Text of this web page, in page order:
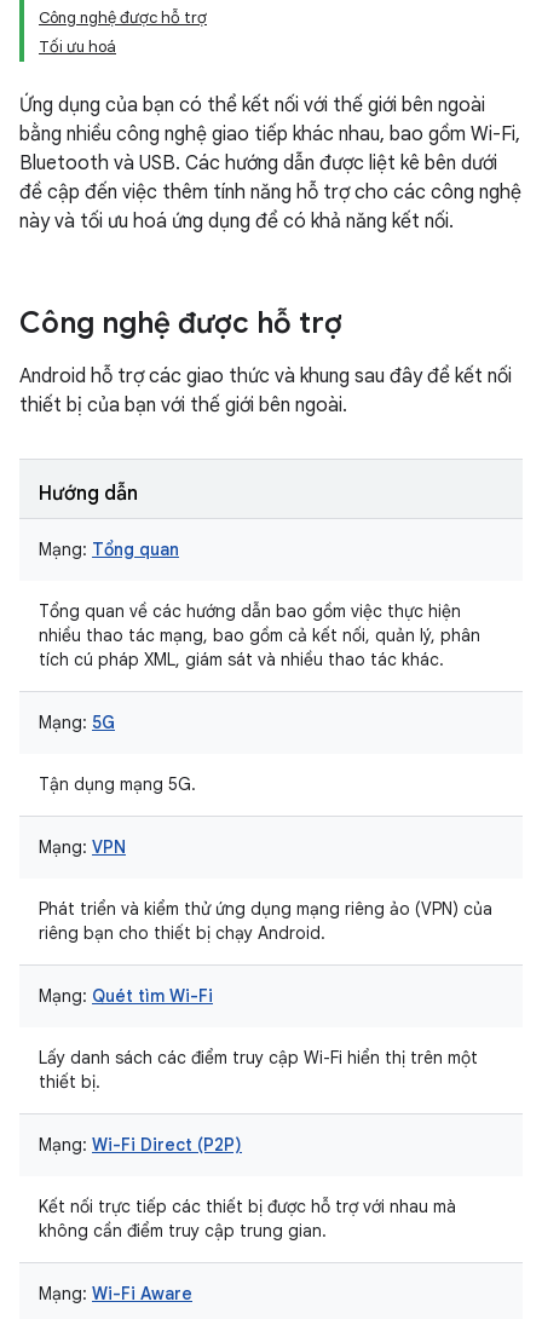
Công nghệ được hỗ trợ
Tối ưu hoá
Ứng dụng của bạn có thể kết nối với thế giới bên ngoài
bằng nhiều công nghệ giao tiếp khác nhau, bao gồm Wi-Fi,
Bluetooth và USB. Các hướng dẫn được liệt kê bên dưới
đề cập đến việc thêm tính năng hỗ trợ cho các công nghệ
này và tối ưu hoá ứng dụng để có khả năng kết nối.
Công nghệ được hỗ trợ
Android hỗ trợ các giao thức và khung sau đây để kết nối
thiết bị của bạn với thế giới bên ngoài.
Hướng dẫn
Mạng: Tổng quan
Tổng quan về các hướng dẫn bao gồm việc thực hiện
nhiều thao tác mạng, bao gồm cả kết nối, quản lý, phân
tích cú pháp XML, giám sát và nhiều thao tác khác.
Mạng: 5G
Tận dụng mạng 5G.
Mạng: VPN
Phát triển và kiểm thử ứng dụng mạng riêng ảo (VPN) của
riêng bạn cho thiết bị chạy Android.
Mạng: Quét tìm Wi-Fi
Lấy danh sách các điểm truy cập Wi-Fi hiển thị trên một
thiết bị.
Mạng: Wi-Fi Direct (P2P)
Kết nối trực tiếp các thiết bị được hỗ trợ với nhau mà
không cần điểm truy cập trung gian.
Mạng: Wi-Fi Aware